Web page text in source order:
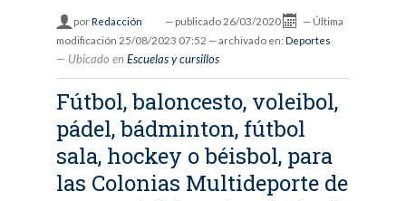
porRedacción — publicado 26/03/2020 — Última
modificación 25/08/2023 07:52 — archivado en: Deportes
Ubicado en Escuelas y cursillos
Fútbol, baloncesto, voleibol,
pádel, bádminton, fútbol
sala, hockey o béisbol, para
las Colonias Multideporte de